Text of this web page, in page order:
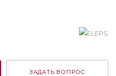
ЗАДАТЬ ВОПРОС